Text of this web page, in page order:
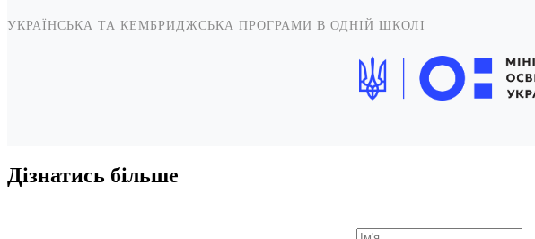
УКРАЇНСЬКА ТА КЕМБРИДЖСЬКА ПРОГРАМИ В ОДНІЙ ШКОЛІ
Дізнатись більше